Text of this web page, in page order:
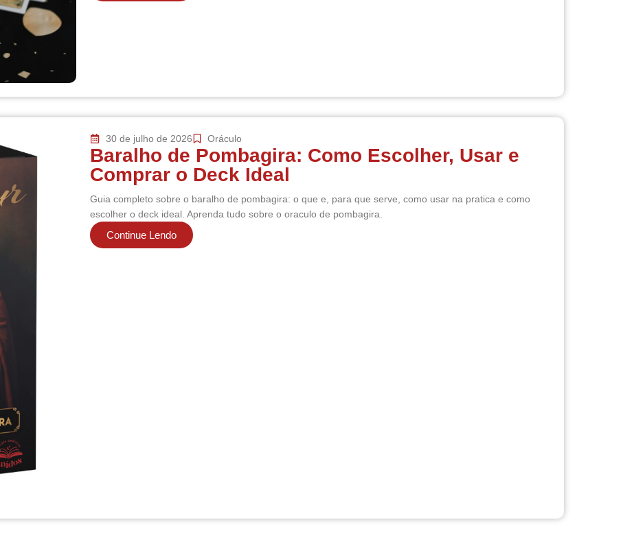
30 de julho de 2026 Oráculo
Baralho de Pombagira: Como Escolher, Usar e
Comprar o Deck Ideal
Guia completo sobre o baralho de pombagira: o que e, para que serve, como usar na pratica e como
escolher o deck ideal. Aprenda tudo sobre o oraculo de pombagira.
Continue Lendo